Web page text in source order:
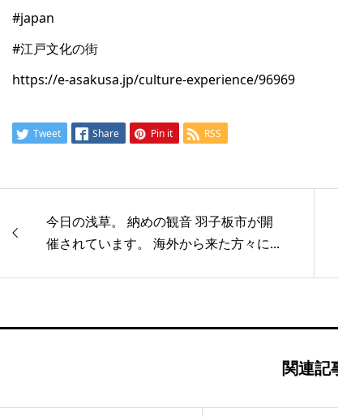
#japan
#江戸文化の街
https://e-asakusa.jp/culture-experience/96969
Tweet Share Pin it RSS
今日の浅草。 納めの観音 羽子板市が開
催されています。 海外から来た方々に...
関連記